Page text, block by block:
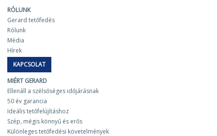
RÓLUNK
Gerard tetőfedés
Rólunk
Média
Hírek
KAPCSOLAT
MIÉRT GERARD
Ellenáll a szélsőséges időjárásnak
50 év garancia
Ideális tetőfelújításhoz
Szép, mégis könnyű és erős
Különleges tetőfedési követelmények